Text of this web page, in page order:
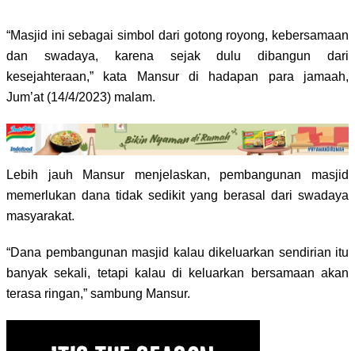
“Masjid ini sebagai simbol dari gotong royong, kebersamaan
dan swadaya, karena sejak dulu dibangun dari
kesejahteraan,” kata Mansur di hadapan para jamaah,
Jum’at (14/4/2023) malam.
Lebih jauh Mansur menjelaskan, pembangunan masjid
memerlukan dana tidak sedikit yang berasal dari swadaya
masyarakat.
“Dana pembangunan masjid kalau dikeluarkan sendirian itu
banyak sekali, tetapi kalau di keluarkan bersamaan akan
terasa ringan,” sambung Mansur.